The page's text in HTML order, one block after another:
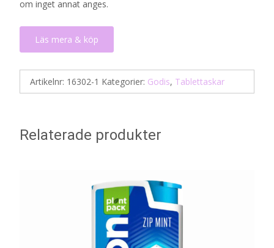
om inget annat anges.
Läs mera & köp
Artikelnr: 16302-1 Kategorier: Godis, Tablettaskar
Relaterade produkter